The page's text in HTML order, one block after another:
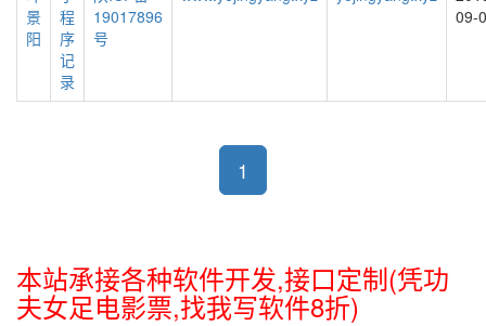
景
阳
程
序
记
录
19017896
号
09-
1
本站承接各种软件开发,接口定制(凭功
夫女足电影票,找我写软件8折)